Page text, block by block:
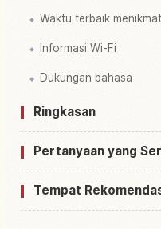
Waktu terbaik
Informasi Wi-Fi
Dukungan bahasa
Ringkasan
Pertanyaan yang
Tempat